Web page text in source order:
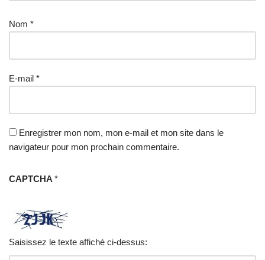
Nom *
E-mail *
Enregistrer mon nom, mon e-mail et mon site dans le
navigateur pour mon prochain commentaire.
CAPTCHA *
Saisissez le texte affiché ci-dessus: